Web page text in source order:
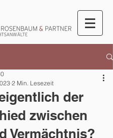
der
zwischen
Vermächtnis?
2 Min. Lesezeit